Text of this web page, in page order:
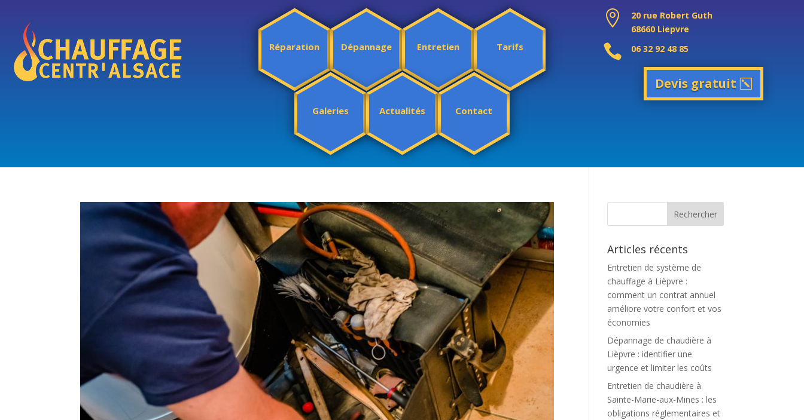
Réparation Dépannage Entretien Tarifs
Galeries Actualités Contact

20 rue Robert Guth
68660 Liepvre
 06 32 92 48 85
Devis gratuit
Articles récents
Entretien de système de
chauffage à Lièpvre :
comment un contrat annuel
améliore votre confort et vos
économies
Dépannage de chaudière à
Lièpvre : identifier une
urgence et limiter les coûts
Entretien de chaudière à
Sainte-Marie-aux-Mines : les
obligations réglementaires et